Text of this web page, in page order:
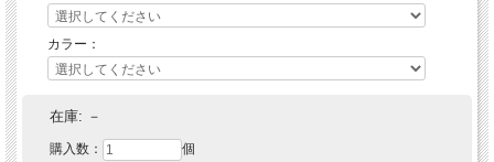
PORKCHOP GARAGE SUPPLY(ポークチョップ ガレージサプ
ライ) O.E. WAPPEN MESH CAP
カラー：
在庫: －
購入数： 個